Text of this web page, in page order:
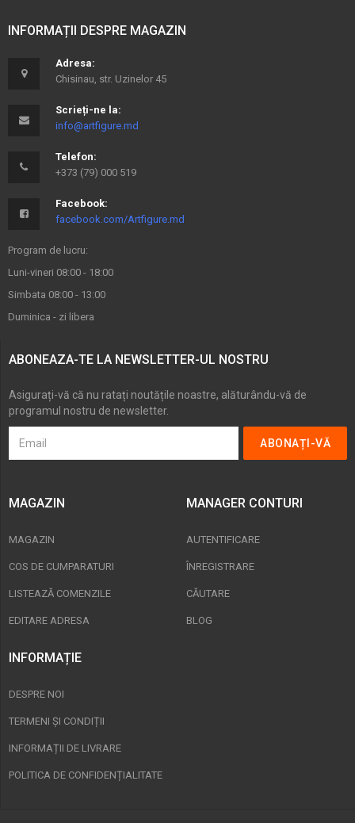
INFORMAȚII DESPRE MAGAZIN
Adresa:
Chisinau, str. Uzinelor 45
Scrieți-ne la:
info@artfigure.md
Telefon:
+373 (79) 000 519
Facebook:
facebook.com/Artfigure.md
Program de lucru:
Luni-vineri 08:00 - 18:00
Simbata 08:00 - 13:00
Duminica - zi libera
ABONEAZA-TE LA NEWSLETTER-UL NOSTRU
Asigurați-vă că nu ratați noutățile noastre, alăturându-vă de
programul nostru de newsletter.
MAGAZIN
MAGAZIN
COS DE CUMPARATURI
LISTEAZĂ COMENZILE
EDITARE ADRESA
MANAGER CONTURI
AUTENTIFICARE
ÎNREGISTRARE
CĂUTARE
BLOG
INFORMAȚIE
DESPRE NOI
TERMENI ȘI CONDIȚII
INFORMAȚII DE LIVRARE
POLITICA DE CONFIDENȚIALITATE